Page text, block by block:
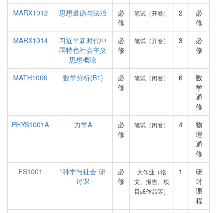
MARX1012
思想道德与法治
必
修
笔试（开卷） 2
必
修
MARX1014
习近平新时代中
国特色社会主义
思想概论
必
修
笔试（开卷） 3
必
修
MATH1006 数学分析(B1)
必
修
笔试（闭卷） 6
数
学
通
修
PHYS1001A
力学A
必
修
笔试（闭卷） 4
物
理
通
修
FS1001
“科学与社会”研
讨课
必
修
大作业（论
文、报告、项
目或作品等）
1
研
讨
课
程